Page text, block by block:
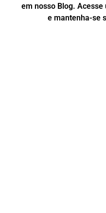
em nosso Blog.
e mantenha-se